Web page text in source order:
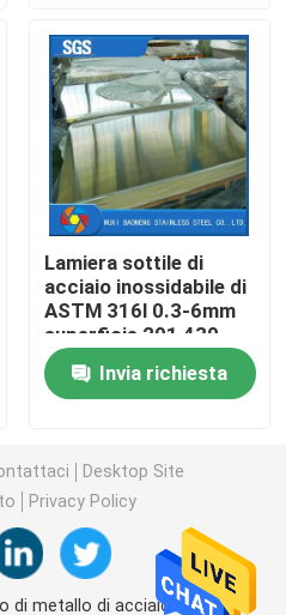
inossidabile
inossidabile
piano
Lamiera sottile di
acciaio inossidabile di
ASTM 316l 0.3-6mm
superficie 201 430
304 316 2b
Invia richiesta
Desktop Site
Privacy Policy
di metallo di acciaio